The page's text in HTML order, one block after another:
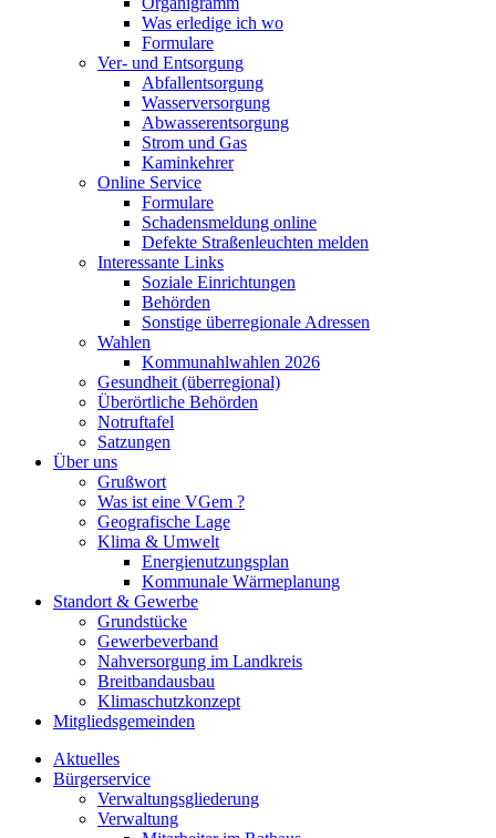
Was erledige ich wo
Formulare
Ver- und Entsorgung
Abfallentsorgung
Wasserversorgung
Abwasserentsorgung
Strom und Gas
Kaminkehrer
Online Service
Formulare
Schadensmeldung online
Defekte Straßenleuchten melden
Interessante Links
Soziale Einrichtungen
Behörden
Sonstige überregionale Adressen
Wahlen
Kommunahlwahlen 2026
Gesundheit (überregional)
Überörtliche Behörden
Notruftafel
Satzungen
Über uns
Grußwort
Was ist eine VGem ?
Geografische Lage
Klima & Umwelt
Energienutzungsplan
Kommunale Wärmeplanung
Standort & Gewerbe
Grundstücke
Gewerbeverband
Nahversorgung im Landkreis
Breitbandausbau
Klimaschutzkonzept
Mitgliedsgemeinden
Aktuelles
Bürgerservice
Verwaltungsgliederung
Verwaltung